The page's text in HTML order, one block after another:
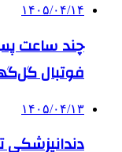
۱۴۰۵/۰۴/۱۴
چند ساعت پس
فوتبال
۱۴۰۵/۰۴/۱۳